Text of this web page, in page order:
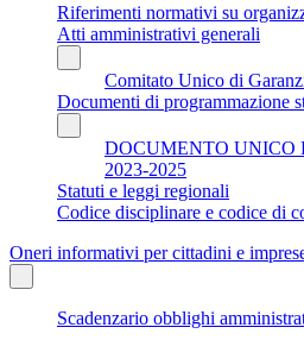
Riferimenti normativi su
Atti amministrativi generali
Comitato Unico di
Documenti di programmazione
DOCUMENTO UNICO
2023-2025
Statuti e leggi regionali
Codice disciplinare e codice di
Oneri informativi per cittadini e
Scadenzario obblighi